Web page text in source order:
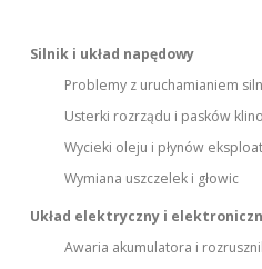
Silnik i układ napędowy
Problemy z uruchamianiem
Usterki rozrządu i pasków
Wycieki oleju i płynów
Wymiana uszczelek i głowic
Układ elektryczny i
Awaria akumulatora i